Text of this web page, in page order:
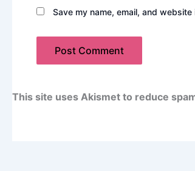
Save my name, email, and
This site uses Akismet to reduce